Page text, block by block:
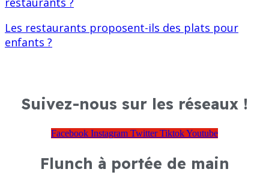
Les restaurants proposent-ils des plats pour
enfants ?
Suivez-nous sur les réseaux !
Facebook Instagram Twitter TiktokYoutube
Flunch à portée de main